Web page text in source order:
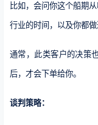
比如，会问你这个船期
行业的时间，以及你都
通常，此类客户的决策
后，才会下单给你。
谈判策略：